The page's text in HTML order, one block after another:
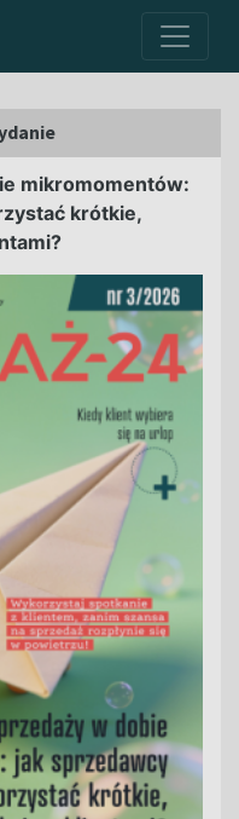
mikromomentów:
krótkie,